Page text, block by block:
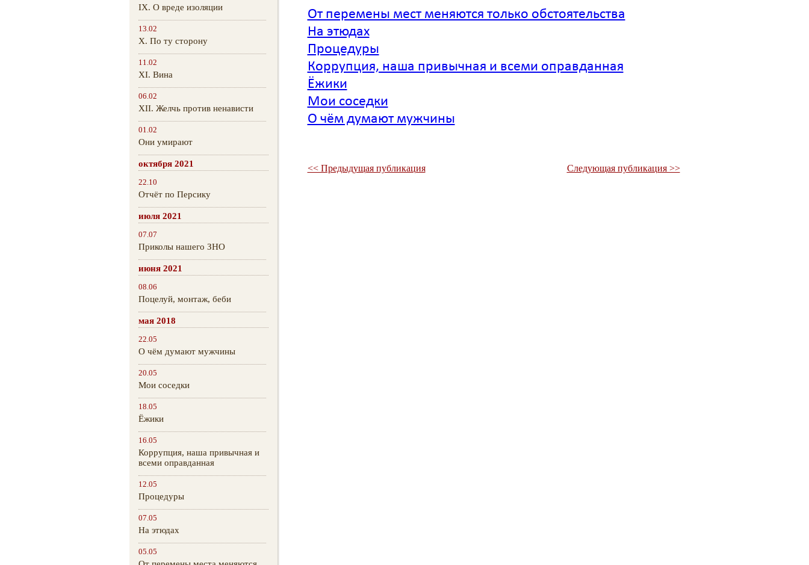
IX. О вреде изоляции
13.02
Х. По ту сторону
11.02
XI. Вина
06.02
XII. Желчь против ненависти
01.02
Они умирают
октября 2021
22.10
Отчёт по Персику
июля 2021
07.07
Приколы нашего ЗНО
июня 2021
08.06
Поцелуй, монтаж, беби
мая 2018
22.05
О чём думают мужчины
20.05
Мои соседки
18.05
Ёжики
16.05
Коррупция, наша привычная и
всеми оправданная
12.05
Процедуры
07.05
На этюдах
05.05
От перемены мест меняются только обстоятельства
На этюдах
Процедуры
Коррупция, наша привычная и всеми оправданная
Ёжики
Мои соседки
О чём думают мужчины
<< Предыдущая публикация Следующая публикация >>